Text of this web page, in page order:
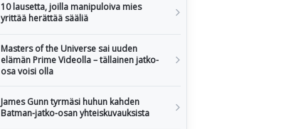
10 lausetta, joilla manipuloiva mies
yrittää herättää sääliä
Masters of the Universe sai uuden
elämän Prime Videolla – tällainen jatko-
osa voisi olla
James Gunn tyrmäsi huhun kahden
Batman-jatko-osan yhteiskuvauksista